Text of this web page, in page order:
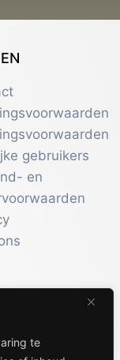
te
gebruikers
en